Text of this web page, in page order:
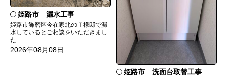
姫路市 漏水工事
姫路市飾磨区今在家北のＴ様邸で漏
水しているとご相談をいただきまし
た...
2026年08月08日
姫路市 洗面台取替工事